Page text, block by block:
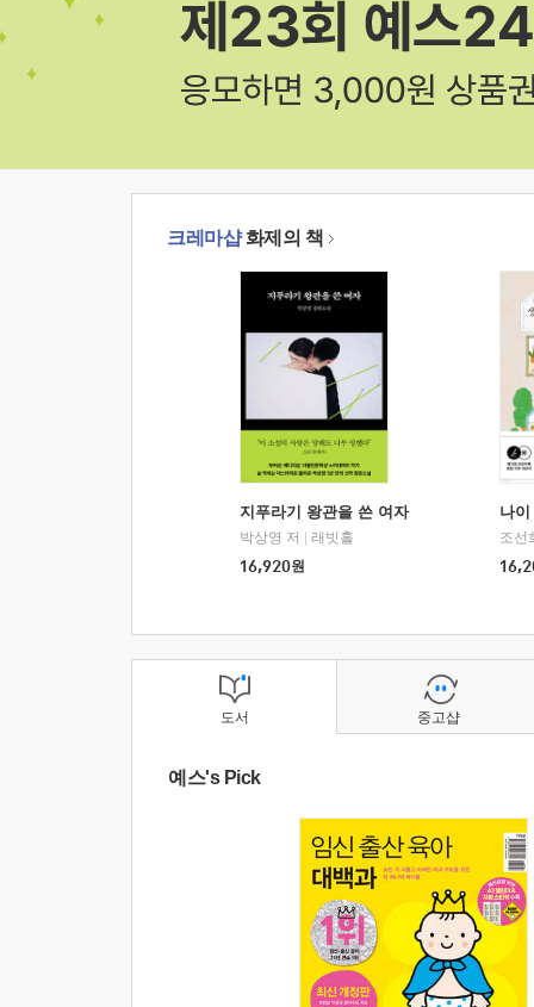
크레마샵화제의 책
지푸라기 왕관을 쓴 여자
박상영 저
래빗홀
16,920원
나
조선
도서
예스's Pick
중고샵